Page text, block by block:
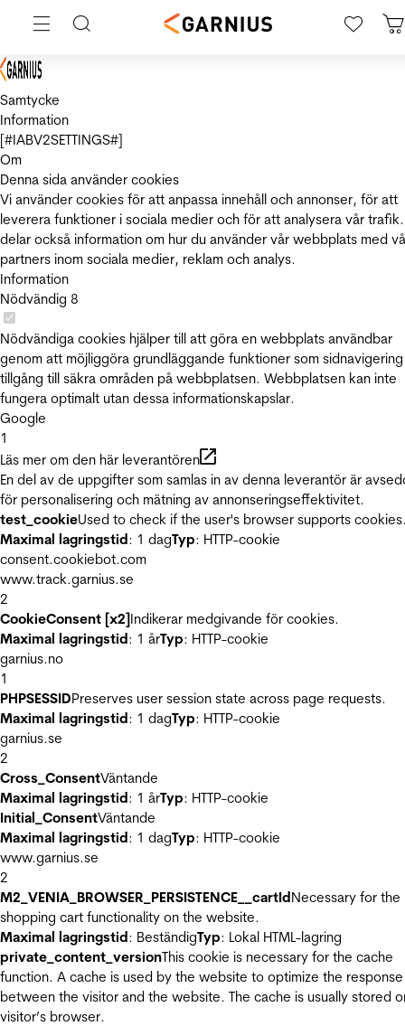
Samtycke
Information
[#IABV2SETTINGS#]
Om
Denna sida använder cookies
Vi använder cookies för att anpassa innehåll och annonser, för att
leverera funktioner i sociala medier och för att analysera vår
delar också information om hur du använder vår webbplats med
partners inom sociala medier, reklam och analys.
Information
Nödvändig 8
Nödvändiga cookies hjälper till att göra en webbplats användbar
genom att möjliggöra grundläggande funktioner som
tillgång till säkra områden på webbplatsen. Webbplatsen kan inte
fungera optimalt utan dessa informationskapslar.
Google
1
Läs mer om den här leverantören
En del av de uppgifter som samlas in av denna leverantör är
för personalisering och mätning av annonseringseffektivitet.
test_cookieUsed to check if the user's browser supports
Maximal lagringstid: 1 dagTyp: HTTP-cookie
consent.cookiebot.com
www.track.garnius.se
2
CookieConsent [x2]Indikerar medgivande för cookies.
Maximal lagringstid: 1 årTyp: HTTP-cookie
garnius.no
1
PHPSESSIDPreserves user session state across page requests.
Maximal lagringstid: 1 dagTyp: HTTP-cookie
garnius.se
2
Cross_ConsentVäntande
Maximal lagringstid: 1 årTyp: HTTP-cookie
Initial_ConsentVäntande
Maximal lagringstid: 1 dagTyp: HTTP-cookie
www.garnius.se
2
M2_VENIA_BROWSER_PERSISTENCE__cartIdNecessary for the
shopping cart functionality on the website.
Maximal lagringstid: BeständigTyp: Lokal HTML-lagring
private_content_versionThis cookie is necessary for the cache
function. A cache is used by the website to optimize the
between the visitor and the website. The cache is usually stored
visitor’s browser.